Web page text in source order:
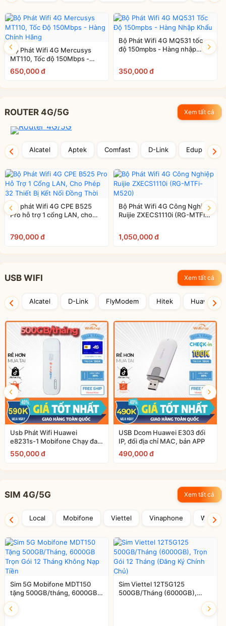
Bộ Phát Wifi 4G Mercusys
MT110, Tốc độ 150Mbps -
Hàng Chính Hãng
650,000 đ
Bộ Phát Wifi 4G MQ531 tốc
độ 150mpbs - Hàng nhập
350,000 đ
ROUTER 4G/5G Xem tất cả
Alcatel Aptek Comfast D-Link Edup
Bộ phát Wifi 4G CPE B525
Pro hỗ trợ 1 cổng LAN, cho
790,000 đ
Bộ Phát Wifi 4G Công Nghiệp
Ruijie ZXECS1110i (RG-MTFi-
1,050,000 đ
USB WIFI Xem tất cả
Alcatel D-Link FlyModem Hitek Huawei
Usb Phát Wifi Huawei
e8231s-1 Mobifone Chạy đa
mạng, Bản Hilink
550,000 đ
USB Dcom Huawei E303 đổi
IP, đổi địa chỉ MAC, bản APP
490,000 đ
SIM 4G/5G Xem tất cả
Local Mobifone Viettel Vinaphone Wintel
Sim 5G Mobifone MDT150
tặng 500GB/tháng, 6000GB
trọn gói 12 tháng không nạp
tiền
Sim Viettel 12T5G125
500GB/Tháng (6000GB),